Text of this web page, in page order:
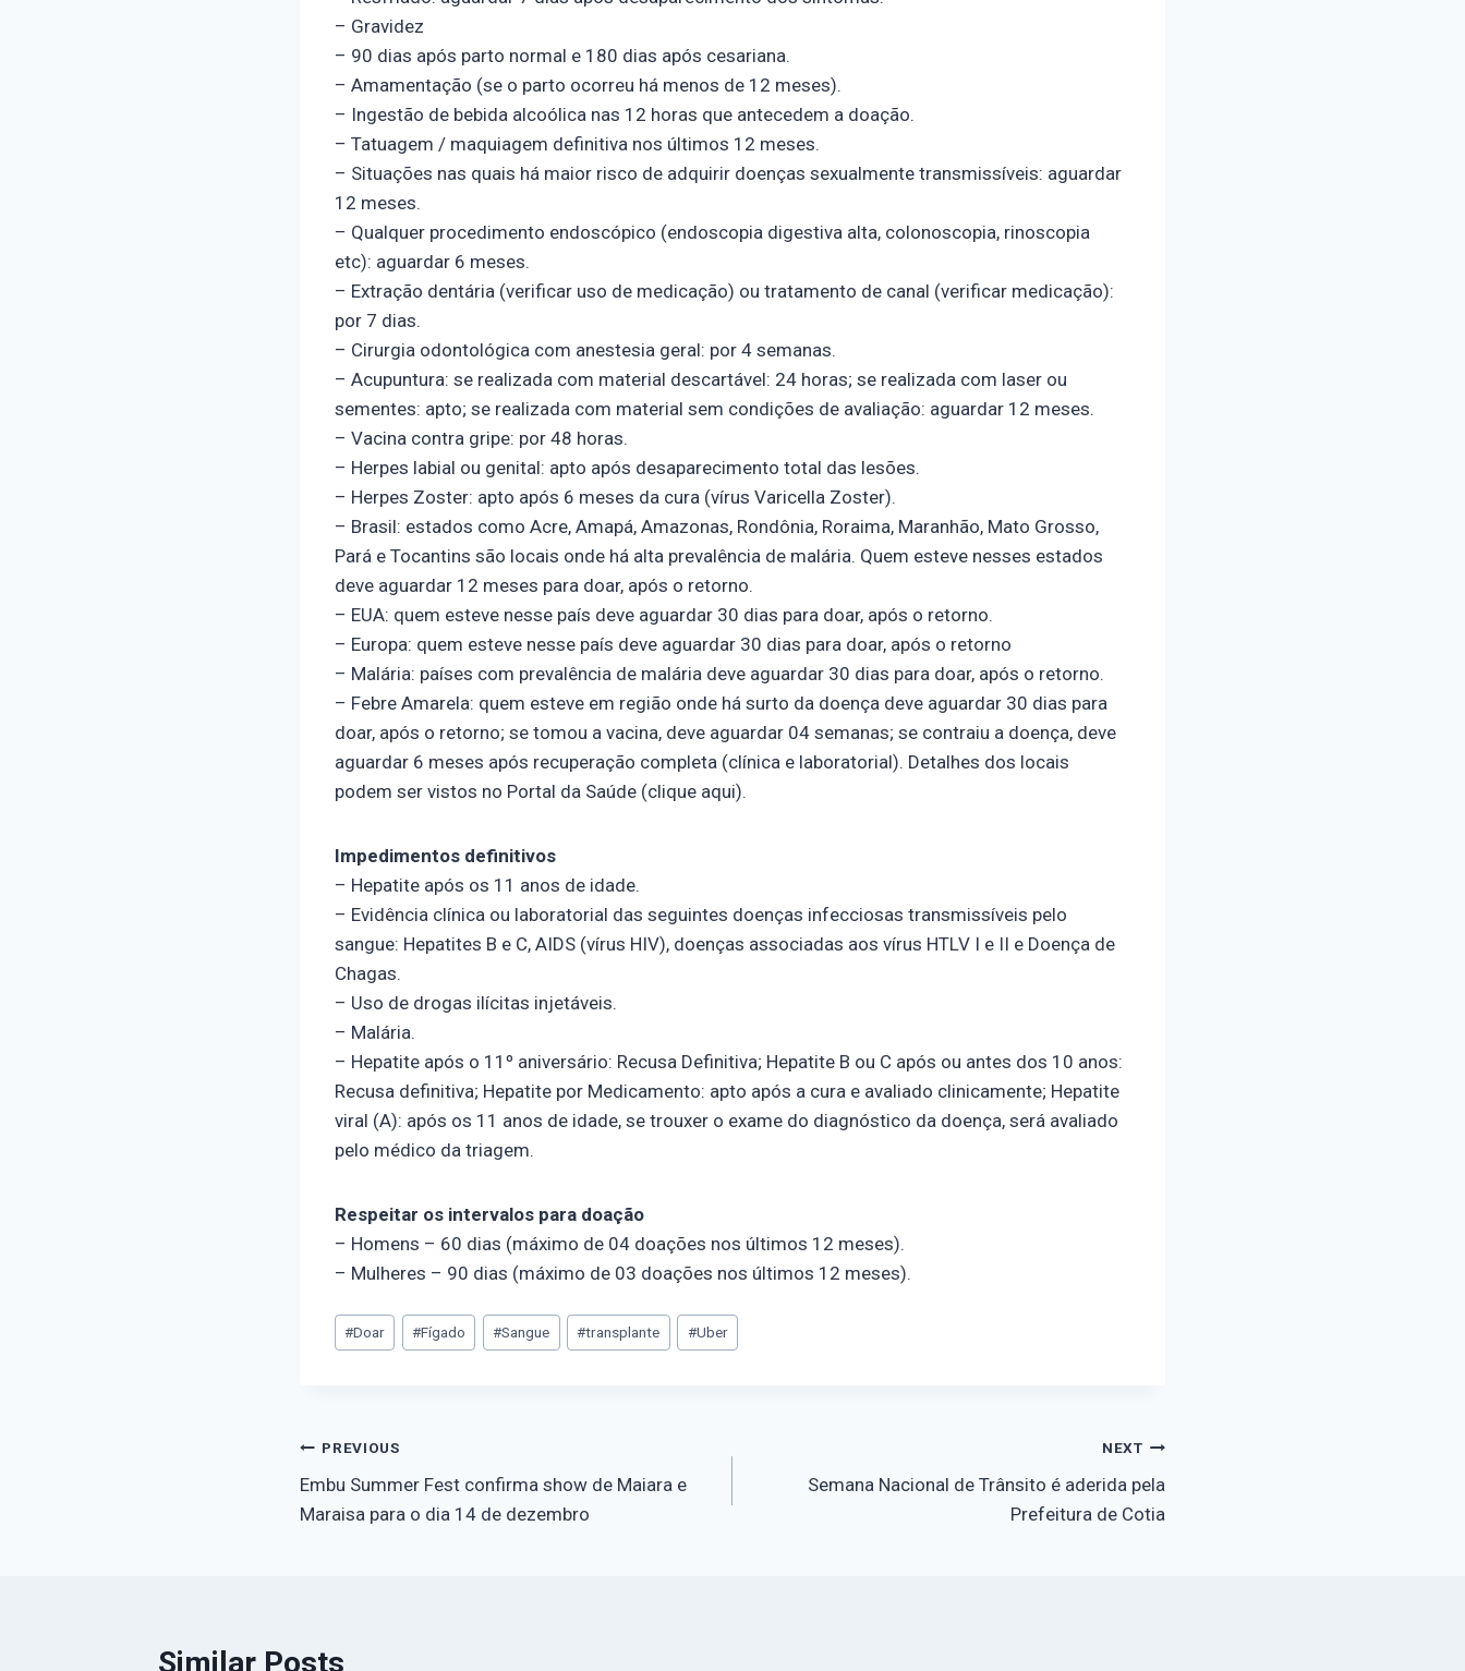
– Gravidez
– 90 dias após parto normal e 180 dias após cesariana.
– Amamentação (se o parto ocorreu há menos de 12 meses).
– Ingestão de bebida alcoólica nas 12 horas que antecedem a doação.
– Tatuagem / maquiagem definitiva nos últimos 12 meses.
– Situações nas quais há maior risco de adquirir doenças sexualmente transmissíveis: aguardar
12 meses.
– Qualquer procedimento endoscópico (endoscopia digestiva alta, colonoscopia, rinoscopia
etc): aguardar 6 meses.
– Extração dentária (verificar uso de medicação) ou tratamento de canal (verificar medicação):
por 7 dias.
– Cirurgia odontológica com anestesia geral: por 4 semanas.
– Acupuntura: se realizada com material descartável: 24 horas; se realizada com laser ou
sementes: apto; se realizada com material sem condições de avaliação: aguardar 12 meses.
– Vacina contra gripe: por 48 horas.
– Herpes labial ou genital: apto após desaparecimento total das lesões.
– Herpes Zoster: apto após 6 meses da cura (vírus Varicella Zoster).
– Brasil: estados como Acre, Amapá, Amazonas, Rondônia, Roraima, Maranhão, Mato Grosso,
Pará e Tocantins são locais onde há alta prevalência de malária. Quem esteve nesses estados
deve aguardar 12 meses para doar, após o retorno.
– EUA: quem esteve nesse país deve aguardar 30 dias para doar, após o retorno.
– Europa: quem esteve nesse país deve aguardar 30 dias para doar, após o retorno
– Malária: países com prevalência de malária deve aguardar 30 dias para doar, após o retorno.
– Febre Amarela: quem esteve em região onde há surto da doença deve aguardar 30 dias para
doar, após o retorno; se tomou a vacina, deve aguardar 04 semanas; se contraiu a doença, deve
aguardar 6 meses após recuperação completa (clínica e laboratorial). Detalhes dos locais
podem ser vistos no Portal da Saúde (clique aqui).
Impedimentos definitivos
– Hepatite após os 11 anos de idade.
– Evidência clínica ou laboratorial das seguintes doenças infecciosas transmissíveis pelo
sangue: Hepatites B e C, AIDS (vírus HIV), doenças associadas aos vírus HTLV I e II e Doença de
Chagas.
– Uso de drogas ilícitas injetáveis.
– Malária.
– Hepatite após o 11º aniversário: Recusa Definitiva; Hepatite B ou C após ou antes dos 10 anos:
Recusa definitiva; Hepatite por Medicamento: apto após a cura e avaliado clinicamente; Hepatite
viral (A): após os 11 anos de idade, se trouxer o exame do diagnóstico da doença, será avaliado
pelo médico da triagem.
Respeitar os intervalos para doação
– Homens – 60 dias (máximo de 04 doações nos últimos 12 meses).
– Mulheres – 90 dias (máximo de 03 doações nos últimos 12 meses).
#Doar #Fígado #Sangue #transplante #Uber
PREVIOUS
Embu Summer Fest confirma show de Maiara e
Maraisa para o dia 14 de dezembro
NEXT
Semana Nacional de Trânsito é aderida pela
Prefeitura de Cotia
Similar Posts